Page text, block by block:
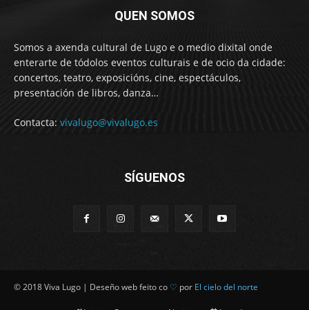
QUEN SOMOS
Somos a axenda cultural de Lugo e o medio dixital onde
enterarte de tódolos eventos culturais e de ocio da cidade:
concertos, teatro, exposicións, cine, espectáculos,
presentación de libros, danza…
Contacta: vivalugo@vivalugo.es
SÍGUENOS
© 2018 Viva Lugo | Deseño web feito co ♡ por El cielo del norte